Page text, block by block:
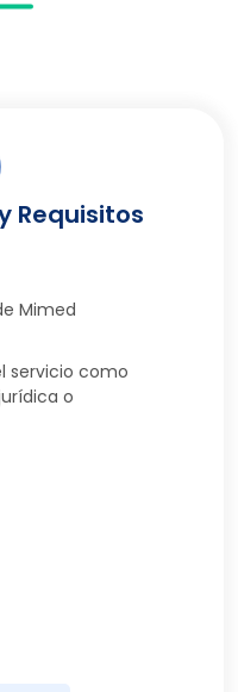
Requisitos
Mimed
servicio como
o